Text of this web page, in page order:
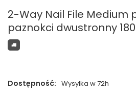
2-Way Nail File Medium
paznokci dwustronny
Dostępność: Wysyłka w 72h